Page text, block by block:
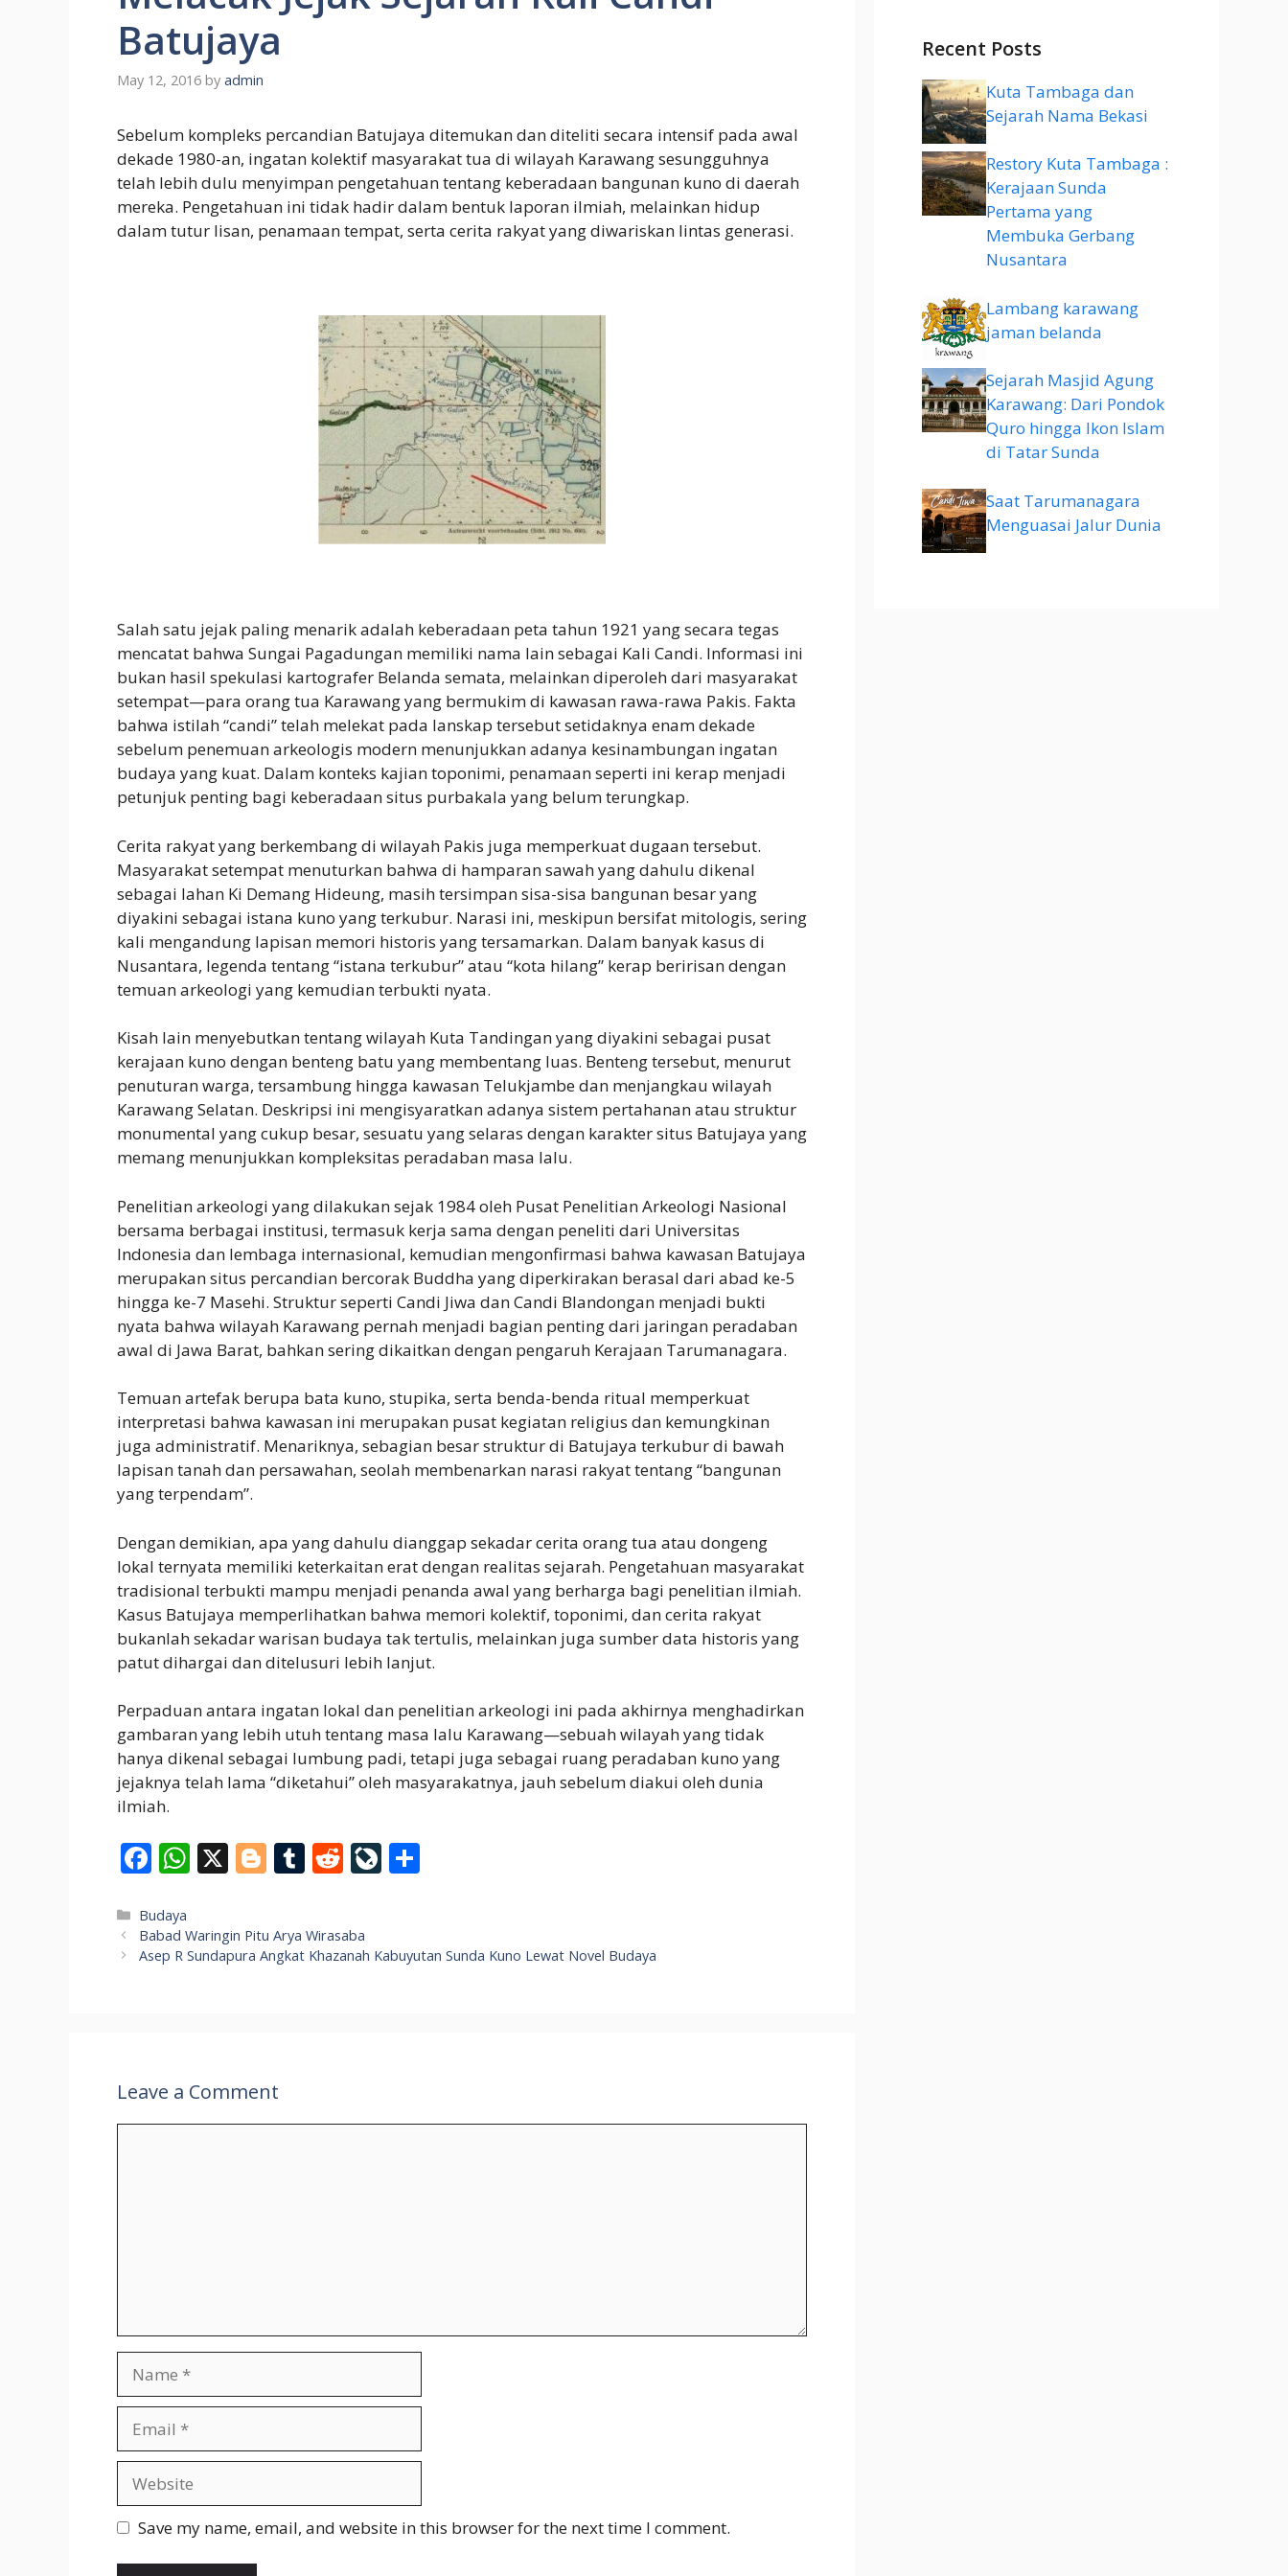
Batujaya
May 12, 2016 by admin
Sebelum kompleks percandian Batujaya ditemukan dan diteliti secara intensif pada awal
dekade 1980-an, ingatan kolektif masyarakat tua di wilayah Karawang sesungguhnya
telah lebih dulu menyimpan pengetahuan tentang keberadaan bangunan kuno di daerah
mereka. Pengetahuan ini tidak hadir dalam bentuk laporan ilmiah, melainkan hidup
dalam tutur lisan, penamaan tempat, serta cerita rakyat yang diwariskan lintas generasi.
Salah satu jejak paling menarik adalah keberadaan peta tahun 1921 yang secara tegas
mencatat bahwa Sungai Pagadungan memiliki nama lain sebagai Kali Candi. Informasi ini
bukan hasil spekulasi kartografer Belanda semata, melainkan diperoleh dari masyarakat
setempat—para orang tua Karawang yang bermukim di kawasan rawa-rawa Pakis. Fakta
bahwa istilah “candi” telah melekat pada lanskap tersebut setidaknya enam dekade
sebelum penemuan arkeologis modern menunjukkan adanya kesinambungan ingatan
budaya yang kuat. Dalam konteks kajian toponimi, penamaan seperti ini kerap menjadi
petunjuk penting bagi keberadaan situs purbakala yang belum terungkap.
Cerita rakyat yang berkembang di wilayah Pakis juga memperkuat dugaan tersebut.
Masyarakat setempat menuturkan bahwa di hamparan sawah yang dahulu dikenal
sebagai lahan Ki Demang Hideung, masih tersimpan sisa-sisa bangunan besar yang
diyakini sebagai istana kuno yang terkubur. Narasi ini, meskipun bersifat mitologis, sering
kali mengandung lapisan memori historis yang tersamarkan. Dalam banyak kasus di
Nusantara, legenda tentang “istana terkubur” atau “kota hilang” kerap beririsan dengan
temuan arkeologi yang kemudian terbukti nyata.
Kisah lain menyebutkan tentang wilayah Kuta Tandingan yang diyakini sebagai pusat
kerajaan kuno dengan benteng batu yang membentang luas. Benteng tersebut, menurut
penuturan warga, tersambung hingga kawasan Telukjambe dan menjangkau wilayah
Karawang Selatan. Deskripsi ini mengisyaratkan adanya sistem pertahanan atau struktur
monumental yang cukup besar, sesuatu yang selaras dengan karakter situs Batujaya yang
memang menunjukkan kompleksitas peradaban masa lalu.
Penelitian arkeologi yang dilakukan sejak 1984 oleh Pusat Penelitian Arkeologi Nasional
bersama berbagai institusi, termasuk kerja sama dengan peneliti dari Universitas
Indonesia dan lembaga internasional, kemudian mengonfirmasi bahwa kawasan Batujaya
merupakan situs percandian bercorak Buddha yang diperkirakan berasal dari abad ke-5
hingga ke-7 Masehi. Struktur seperti Candi Jiwa dan Candi Blandongan menjadi bukti
nyata bahwa wilayah Karawang pernah menjadi bagian penting dari jaringan peradaban
awal di Jawa Barat, bahkan sering dikaitkan dengan pengaruh Kerajaan Tarumanagara.
Temuan artefak berupa bata kuno, stupika, serta benda-benda ritual memperkuat
interpretasi bahwa kawasan ini merupakan pusat kegiatan religius dan kemungkinan
juga administratif. Menariknya, sebagian besar struktur di Batujaya terkubur di bawah
lapisan tanah dan persawahan, seolah membenarkan narasi rakyat tentang “bangunan
yang terpendam”.
Dengan demikian, apa yang dahulu dianggap sekadar cerita orang tua atau dongeng
lokal ternyata memiliki keterkaitan erat dengan realitas sejarah. Pengetahuan masyarakat
tradisional terbukti mampu menjadi penanda awal yang berharga bagi penelitian ilmiah.
Kasus Batujaya memperlihatkan bahwa memori kolektif, toponimi, dan cerita rakyat
bukanlah sekadar warisan budaya tak tertulis, melainkan juga sumber data historis yang
patut dihargai dan ditelusuri lebih lanjut.
Perpaduan antara ingatan lokal dan penelitian arkeologi ini pada akhirnya menghadirkan
gambaran yang lebih utuh tentang masa lalu Karawang—sebuah wilayah yang tidak
hanya dikenal sebagai lumbung padi, tetapi juga sebagai ruang peradaban kuno yang
jejaknya telah lama “diketahui” oleh masyarakatnya, jauh sebelum diakui oleh dunia
ilmiah.
F
e
b
W
s
X Bl
g
T
bl
R
d
di
Li
o e
Categories
Budaya
Babad Waringin Pitu Arya Wirasaba
Asep R Sundapura Angkat Khazanah Kabuyutan Sunda Kuno Lewat Novel Budaya
Leave a Comment
Save my name, email, and website in this browser for the next time I comment.
Recent Posts
Kuta Tambaga dan
Sejarah Nama Bekasi
Restory Kuta Tambaga :
Kerajaan Sunda
Pertama yang
Membuka Gerbang
Nusantara
Lambang karawang
jaman belanda
Sejarah Masjid Agung
Karawang: Dari Pondok
Quro hingga Ikon Islam
di Tatar Sunda
Saat Tarumanagara
Menguasai Jalur Dunia